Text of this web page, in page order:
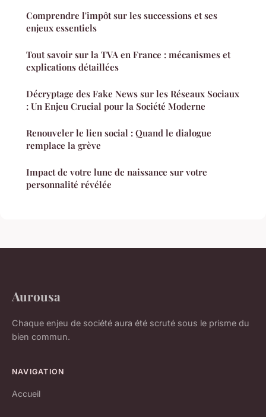
Comprendre l'impôt sur les successions et ses
enjeux essentiels
Tout savoir sur la TVA en France : mécanismes et
explications détaillées
Décryptage des Fake News sur les Réseaux Sociaux
: Un Enjeu Crucial pour la Société Moderne
Renouveler le lien social : Quand le dialogue
remplace la grève
Impact de votre lune de naissance sur votre
personnalité révélée
Aurousa
Chaque enjeu de société aura été scruté sous le prisme du
bien commun.
NAVIGATION
Accueil